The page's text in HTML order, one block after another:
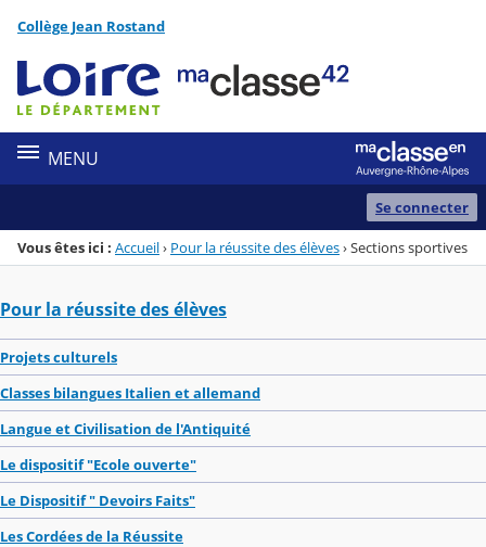
Menu de la rubrique
Contenu
Collège Jean Rostand
MENU
Se connecter
Vous êtes ici : Accueil› Pour la réussite des élèves›Sections sportives
Pour la réussite des élèves
Projets culturels
Classes bilangues Italien et allemand
Langue et Civilisation de l'Antiquité
Le dispositif "Ecole ouverte"
Le Dispositif " Devoirs Faits"
Les Cordées de la Réussite